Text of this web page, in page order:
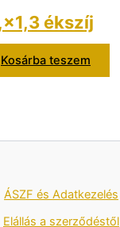
ékszíj
Kosárba teszem
ÁSZF és Adatkezelés
Elállás a szerződéstől